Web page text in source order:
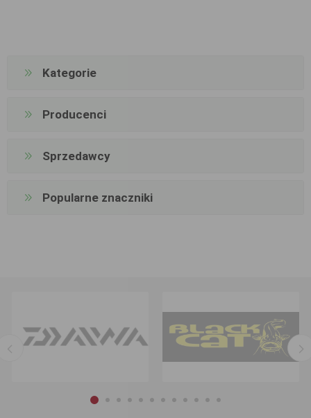
Kategorie
Producenci
Sprzedawcy
Popularne znaczniki